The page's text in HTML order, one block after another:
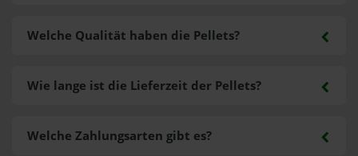
Welche Zahlungsarten gibt es?
Welche Qualität haben die Pellets?
Wie lange ist die Lieferzeit der Pellets?